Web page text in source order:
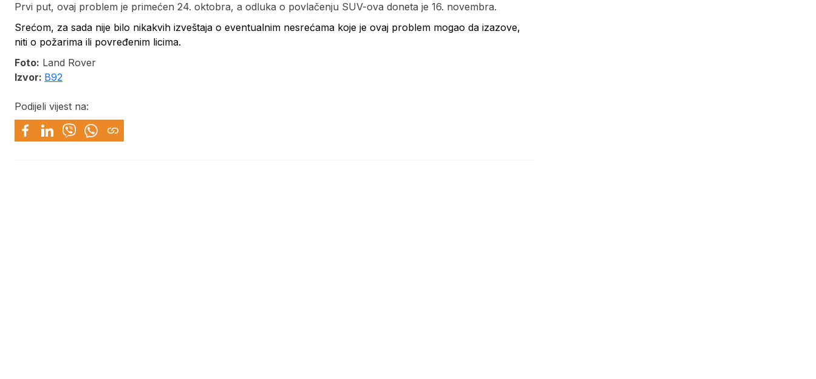
Prvi put, ovaj problem je primećen 24. oktobra, a odluka o povlačenju SUV-ova doneta je 16. novembra.
Srećom, za sada nije bilo nikakvih izveštaja o eventualnim nesrećama koje je ovaj problem mogao da izazove,
niti o požarima ili povređenim licima.
Foto: Land Rover
Izvor: B92
Podijeli vijest na: